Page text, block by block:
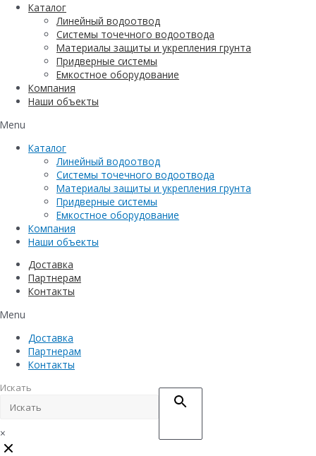
Каталог
Линейный водоотвод
Системы точечного водоотвода
Материалы защиты и укрепления грунта
Придверные системы
Емкостное оборудование
Компания
Наши объекты
Menu
Каталог
Линейный водоотвод
Системы точечного водоотвода
Материалы защиты и укрепления грунта
Придверные системы
Емкостное оборудование
Компания
Наши объекты
Доставка
Партнерам
Контакты
Menu
Доставка
Партнерам
Контакты
Искать
×